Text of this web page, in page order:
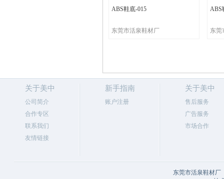
ABS鞋底-015
东莞市活泉鞋材厂
ABS
东莞
关于美中
公司简介
合作专区
联系我们
友情链接
新手指南
账户注册
关于美中
售后服务
广告服务
市场合作
东莞市活泉鞋材厂